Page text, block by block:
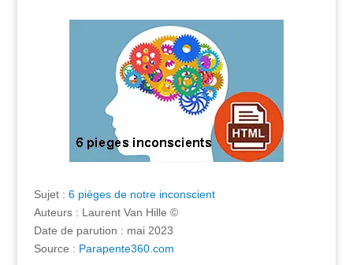
Sujet : 6 pièges de notre inconscient
Auteurs : Laurent Van Hille ©
Date de parution : mai 2023
Source : Parapente360.com